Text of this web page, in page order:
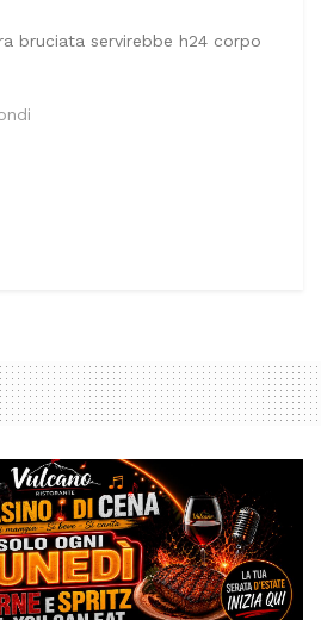
bruciata servirebbe h24 corpo